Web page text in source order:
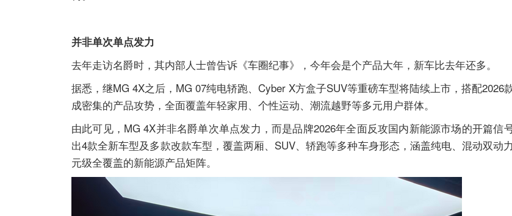
并非单次单点发力
去年走访名爵时，其内部人士曾告诉《车圈纪事》，今年会是个产品大年，新车比去年还多。
据悉，继MG 4X之后，MG 07纯电轿跑、Cyber X方盒子SUV等重磅车型将陆续上市，搭配2026
成密集的产品攻势，全面覆盖年轻家用、个性运动、潮流越野等多元用户群体。
由此可见，MG 4X并非名爵单次单点发力，而是品牌2026年全面反攻国内新能源市场的开篇信
出4款全新车型及多款改款车型，覆盖两厢、SUV、轿跑等多种车身形态，涵盖纯电、混动双动
元级全覆盖的新能源产品矩阵。